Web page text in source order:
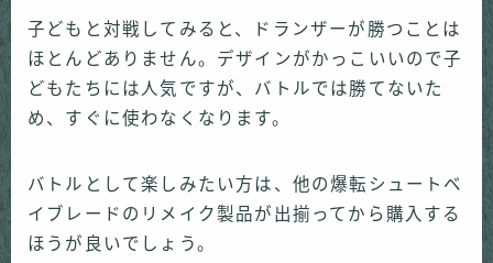
子どもと対戦してみると、ドランザーが勝つことは
ほとんどありません。デザインがかっこいいので子
どもたちには人気ですが、バトルでは勝てないた
め、すぐに使わなくなります。
バトルとして楽しみたい方は、他の爆転シュートベ
イブレードのリメイク製品が出揃ってから購入する
ほうが良いでしょう。